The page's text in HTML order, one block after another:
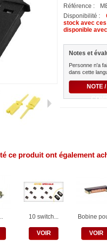
Référence :
Disponibilité :
stock avec
disponible
Notes et
Personne n'a
dans cette
NOTE
ce produit ont également
10 switch...
VOIR
Bobine
VOIR